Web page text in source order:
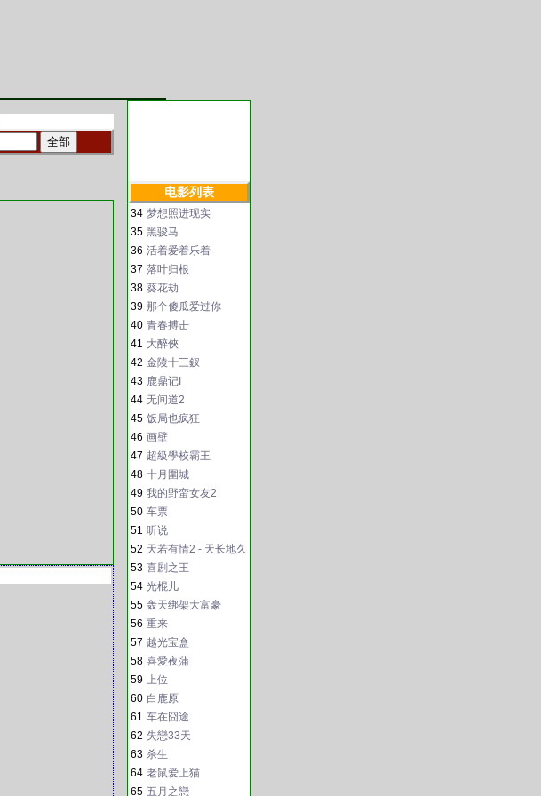
全部
电影列表
34 梦想照进现实
35 黑骏马
36 活着爱着乐着
37 落叶归根
38 葵花劫
39 那个傻瓜爱过你
40 青春搏击
41 大醉俠
42 金陵十三釵
43 鹿鼎记I
44 无间道2
45 饭局也疯狂
46 画壁
47 超級學校霸王
48 十月圍城
49 我的野蛮女友2
50 车票
51 听说
52 天若有情2 - 天长地久
53 喜剧之王
54 光棍儿
55 轰天绑架大富豪
56 重来
57 越光宝盒
58 喜愛夜蒲
59 上位
60 白鹿原
61 车在囧途
62 失戀33天
63 杀生
64 老鼠爱上猫
65 五月之戀